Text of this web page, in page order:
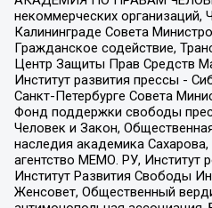
некоммерческих организаций,
Калининграде Совета
Гражданское содействие,
Центр Защиты Прав Средств
Институт развития прессы -
Санкт-Петербурге Совета
Фонд поддержки свободы
Человек и Закон,
наследия академика
агентство МЕМО. РУ, Институт
Институт Развития Свободы
Женсовет, Общественный